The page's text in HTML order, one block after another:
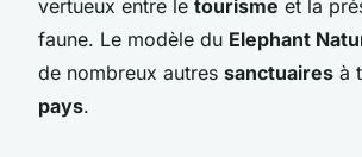
vertueux entre le tourisme et la
faune. Le modèle du Elephant
de nombreux autres sanctuaires à
pays.